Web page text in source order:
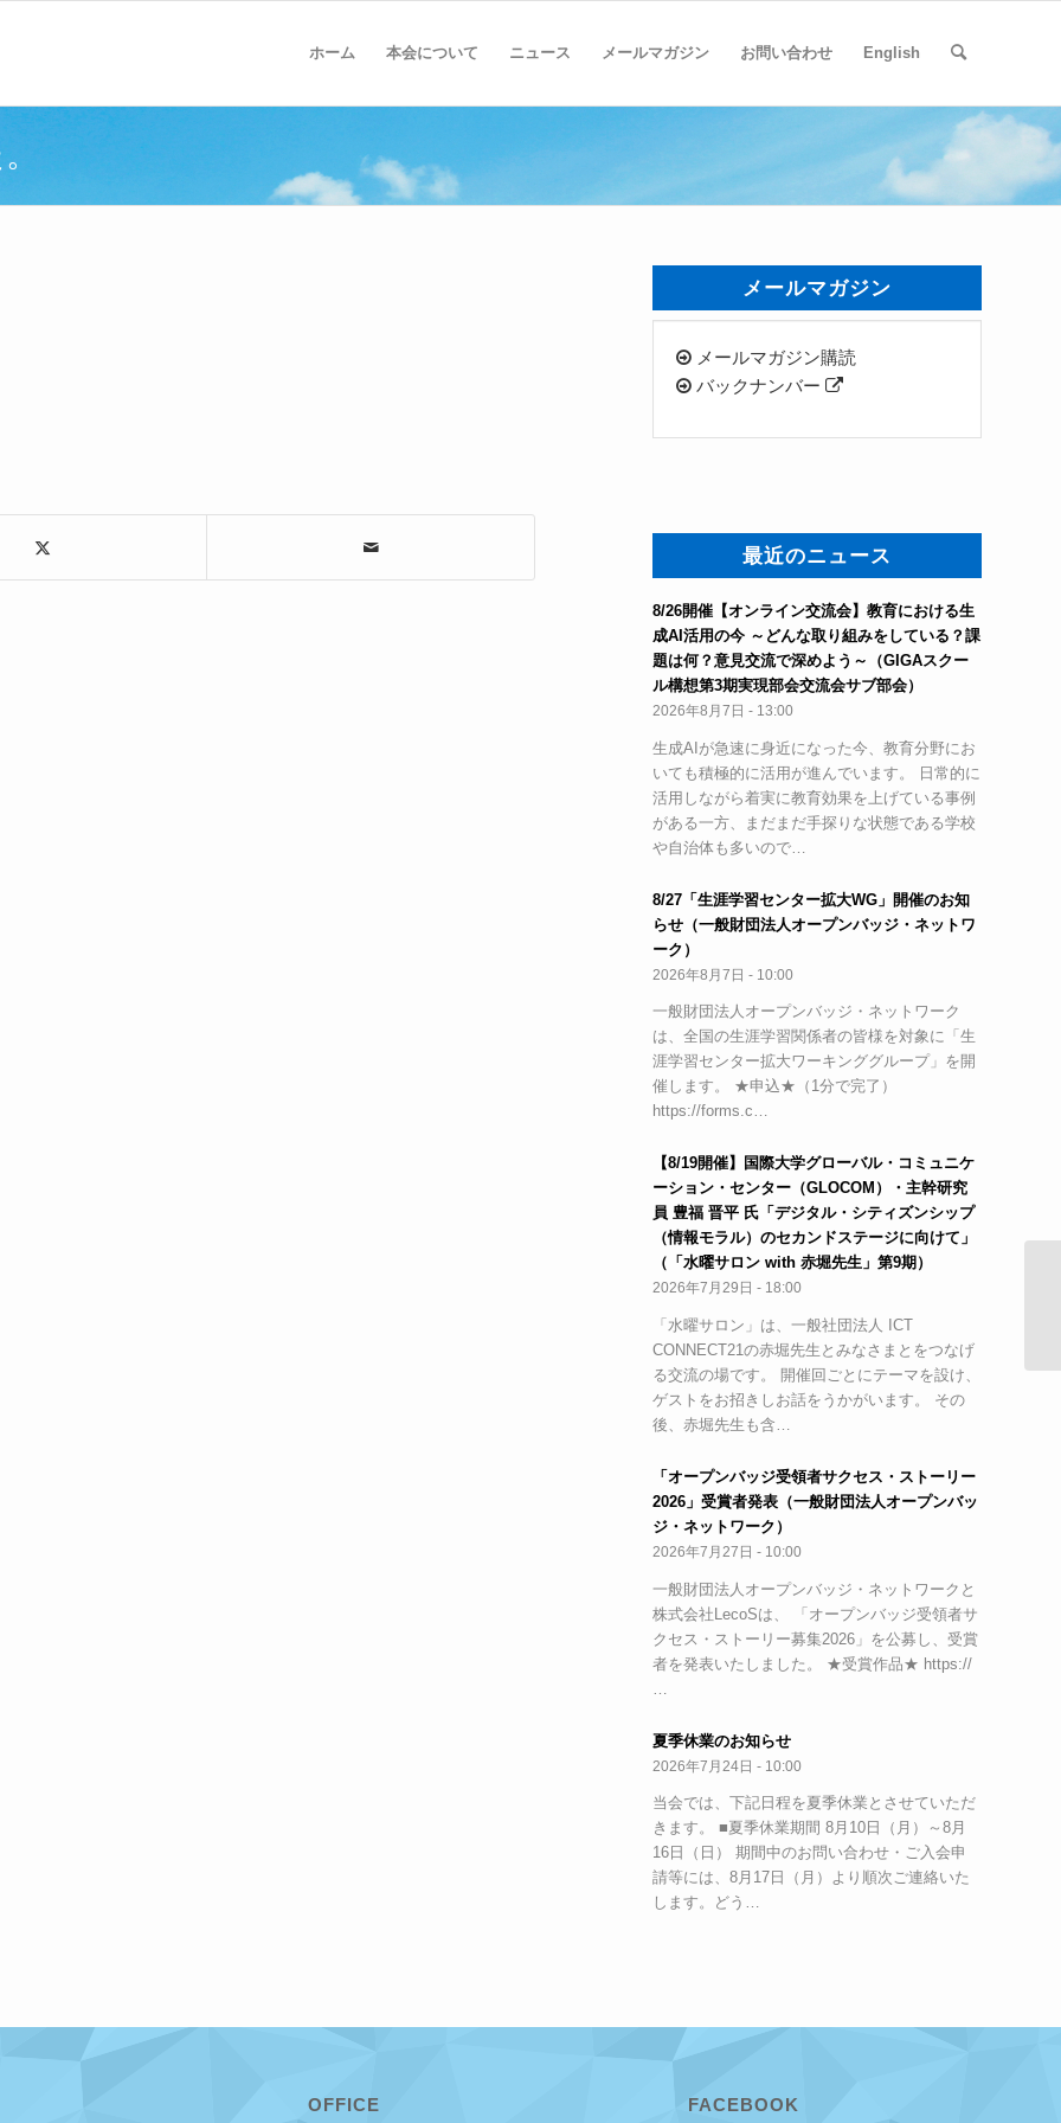
ホーム 本会について ニュース メールマガジン お問い合わせ English
メールマガジン
メールマガジン購読
バックナンバー
最近のニュース
8/26開催【オンライン交流会】教育における生
成AI活用の今 ～どんな取り組みをしている？課
題は何？意見交流で深めよう～（GIGAスクー
ル構想第3期実現部会交流会サブ部会）
2026年8月7日 - 13:00
生成AIが急速に身近になった今、教育分野にお
いても積極的に活用が進んでいます。 日常的に
活用しながら着実に教育効果を上げている事例
がある一方、まだまだ手探りな状態である学校
や自治体も多いので…
8/27「生涯学習センター拡大WG」開催のお知
らせ（一般財団法人オープンバッジ・ネットワ
ーク）
2026年8月7日 - 10:00
一般財団法人オープンバッジ・ネットワーク
は、全国の生涯学習関係者の皆様を対象に「生
涯学習センター拡大ワーキンググループ」を開
催します。 ★申込★（1分で完了）
https://forms.c…
【8/19開催】国際大学グローバル・コミュニケ
ーション・センター（GLOCOM）・主幹研究
員 豊福 晋平 氏「デジタル・シティズンシップ
（情報モラル）のセカンドステージに向けて」
（「水曜サロン with 赤堀先生」第9期）
2026年7月29日 - 18:00
「水曜サロン」は、一般社団法人 ICT
CONNECT21の赤堀先生とみなさまとをつなげ
る交流の場です。 開催回ごとにテーマを設け、
ゲストをお招きしお話をうかがいます。 その
後、赤堀先生も含…
「オープンバッジ受領者サクセス・ストーリー
2026」受賞者発表（一般財団法人オープンバッ
ジ・ネットワーク）
2026年7月27日 - 10:00
一般財団法人オープンバッジ・ネットワークと
株式会社LecoSは、 「オープンバッジ受領者サ
クセス・ストーリー募集2026」を公募し、受賞
者を発表いたしました。 ★受賞作品★ https://
夏季休業のお知らせ
2026年7月24日 - 10:00
当会では、下記日程を夏季休業とさせていただ
きます。 ■夏季休業期間 8月10日（月）～8月
16日（日） 期間中のお問い合わせ・ご入会申
請等には、8月17日（月）より順次ご連絡いた
します。どう…
OFFICE FACEBOOK